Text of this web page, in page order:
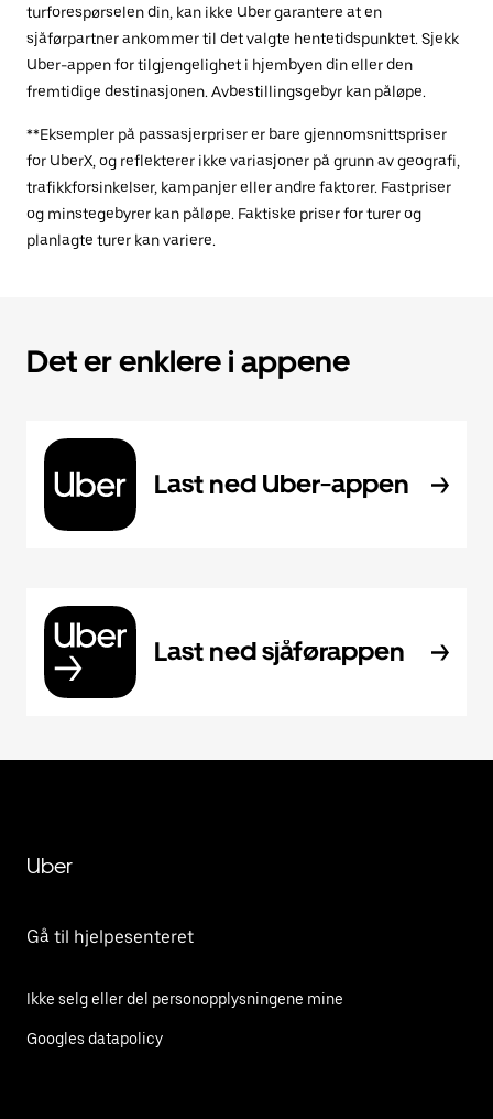
turforespørselen din, kan ikke Uber garantere at en
sjåførpartner ankommer til det valgte hentetidspunktet. Sjekk
Uber-appen for tilgjengelighet i hjembyen din eller den
fremtidige destinasjonen. Avbestillingsgebyr kan påløpe.
**Eksempler på passasjerpriser er bare gjennomsnittspriser
for UberX, og reflekterer ikke variasjoner på grunn av geografi,
trafikkforsinkelser, kampanjer eller andre faktorer. Fastpriser
og minstegebyrer kan påløpe. Faktiske priser for turer og
planlagte turer kan variere.
Det er enklere i appene
Last ned Uber-appen
Last ned sjåførappen
Uber
Gå til hjelpesenteret
Ikke selg eller del personopplysningene mine
Googles datapolicy